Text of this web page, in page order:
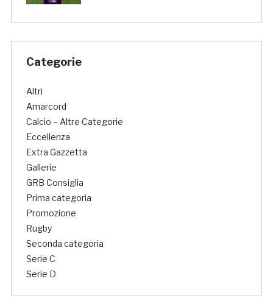
Categorie
Altri
Amarcord
Calcio – Altre Categorie
Eccellenza
Extra Gazzetta
Gallerie
GRB Consiglia
Prima categoria
Promozione
Rugby
Seconda categoria
Serie C
Serie D